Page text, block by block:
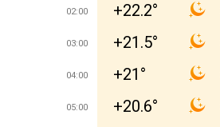
02:00 +22.2°
03:00 +21.5°
04:00 +21°
05:00 +20.6°